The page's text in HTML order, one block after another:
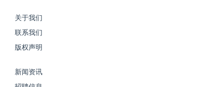
关于我们
联系我们
版权声明
新闻资讯